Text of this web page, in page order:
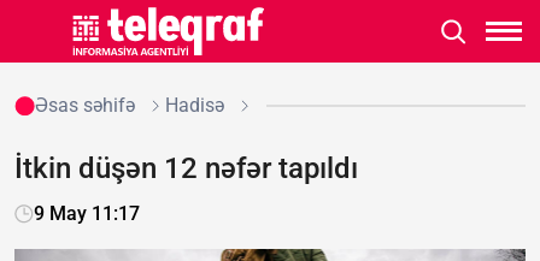
Əsas səhifə Hadisə
İtkin düşən 12 nəfər tapıldı
9 May 11:17